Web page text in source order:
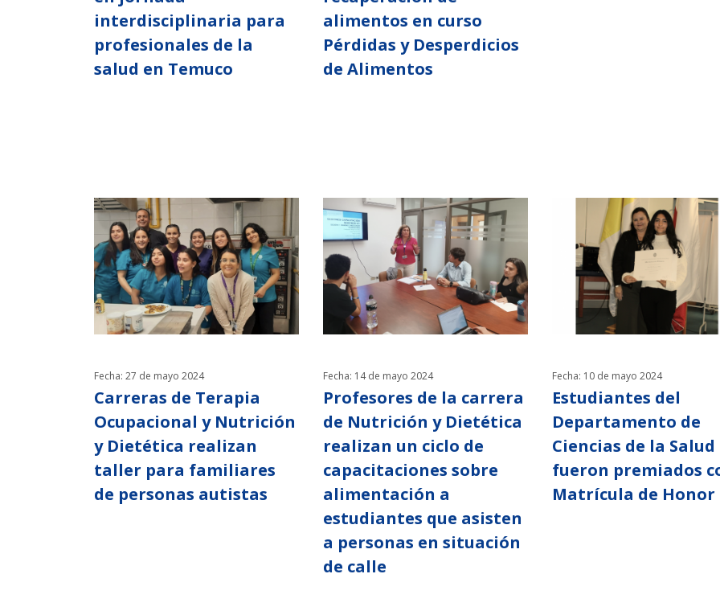
interdisciplinaria para
profesionales de la
salud en Temuco
alimentos en curso
Pérdidas y Desperdicios
de Alimentos
Fecha: 27 de mayo 2024
Carreras de Terapia
Ocupacional y Nutrición
y Dietética realizan
taller para familiares
de personas autistas
Fecha: 14 de mayo 2024
Profesores de la carrera
de Nutrición y Dietética
realizan un ciclo de
capacitaciones sobre
alimentación a
estudiantes que asisten
a personas en situación
de calle
Fecha: 10 de mayo 2024
Estudiantes del
Departamento de
Ciencias de la Salud
fueron premiados
Matrícula de Honor